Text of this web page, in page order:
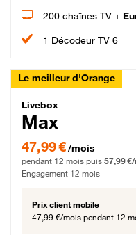
200 chaînes TV +
1 Décodeur TV 6
Le meilleur d'Orange
Livebox Max
Livebox
Max
47,99 € par mois pendant 12
47,99 €/mois
pendant 12 mois puis 57,99
Engagement 12 mois
Prix client mobile
47,99 €/mois pendant 12